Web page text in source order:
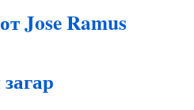
Jose Ramus